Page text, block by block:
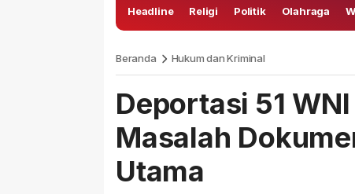
Headline Religi Politik Olahraga
Beranda Hukum dan Kriminal
Deportasi 51
Masalah
Utama